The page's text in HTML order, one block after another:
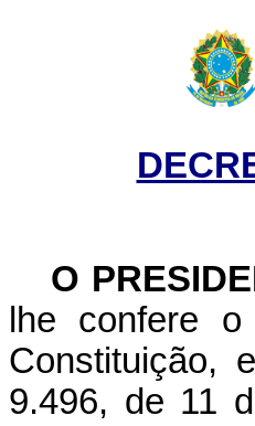
O
lhe confere
Constituição,
9.496, de 11